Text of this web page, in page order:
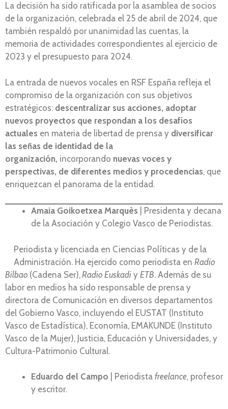
La decisión ha sido ratificada por la asamblea de socios
de la organización, celebrada el 25 de abril de 2024, que
también respaldó por unanimidad las cuentas, la
memoria de actividades correspondientes al ejercicio de
2023 y el presupuesto para 2024.
La entrada de nuevos vocales en RSF España refleja el
compromiso de la organización con sus objetivos
estratégicos: descentralizar sus acciones, adoptar
nuevos proyectos que respondan a los desafíos
actuales en materia de libertad de prensa y diversificar
las señas de identidad de la
organización, incorporando nuevas voces y
perspectivas, de diferentes medios y procedencias, que
enriquezcan el panorama de la entidad.
Amaia Goikoetxea Marquès | Presidenta y decana
de la Asociación y Colegio Vasco de Periodistas.
Periodista y licenciada en Ciencias Políticas y de la
Administración. Ha ejercido como periodista en Radio
Bilbao (Cadena Ser),Radio Euskadi y ETB. Además de su
labor en medios ha sido responsable de prensa y
directora de Comunicación en diversos departamentos
del Gobierno Vasco, incluyendo el EUSTAT (Instituto
Vasco de Estadística), Economía, EMAKUNDE (Instituto
Vasco de la Mujer), Justicia, Educación y Universidades, y
Cultura-Patrimonio Cultural.
Eduardo del Campo | Periodista freelance, profesor
y escritor.